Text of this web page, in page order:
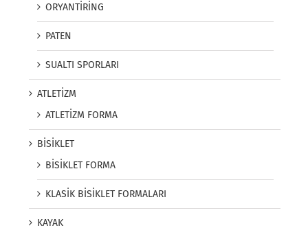
ORYANTİRİNG
PATEN
SUALTI SPORLARI
ATLETİZM
ATLETİZM FORMA
BİSİKLET
BİSİKLET FORMA
KLASİK BİSİKLET FORMALARI
KAYAK